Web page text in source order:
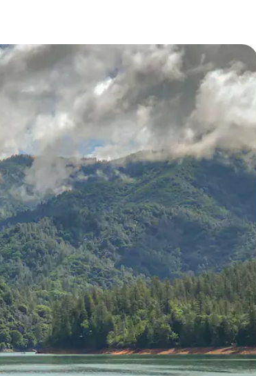
pour les parcourir ou en appuyant et en faisant glisser.